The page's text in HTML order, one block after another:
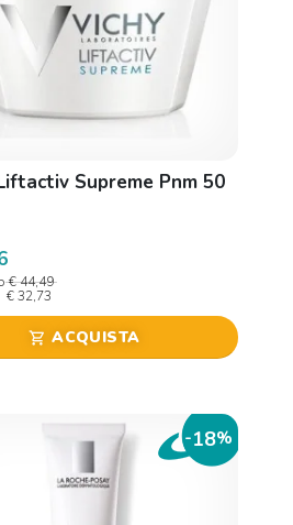
Supreme Pnm 50
€ 44,49
€ 32,73
shopping_cart ACQUISTA
-18%